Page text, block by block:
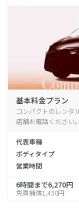
基本料金プラン
コンパクトのレンタ
店舗お電話ください。
代表車種
ボディタイプ
営業時間
6時間まで6,270円
免責補償1,430円